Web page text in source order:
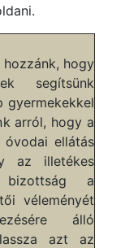
hogy
segítsünk
gyermekekkel
arról, hogy a
óvodai ellátás
az illetékes
bizottság a
véleményét
álló
azt az